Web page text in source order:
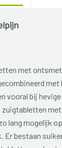
met
vooral bij
lang mogelijk
Er bestaan